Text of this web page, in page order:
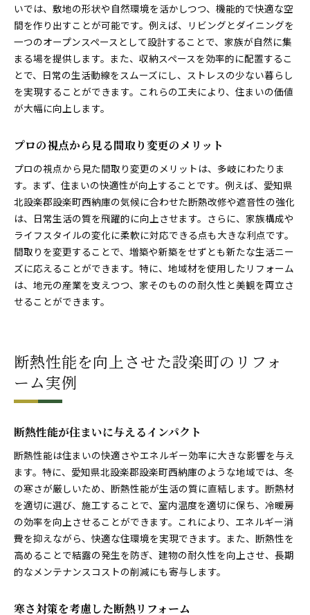
いでは、敷地の形状や自然環境を活かしつつ、機能的で快適な空
間を作り出すことが可能です。例えば、リビングとダイニングを
一つのオープンスペースとして設計することで、家族が自然に集
まる場を提供します。また、収納スペースを効率的に配置するこ
とで、日常の生活動線をスムーズにし、ストレスの少ない暮らし
を実現することができます。これらの工夫により、住まいの価値
が大幅に向上します。
プロの視点から見る間取り変更のメリット
プロの視点から見た間取り変更のメリットは、多岐にわたりま
す。まず、住まいの快適性が向上することです。例えば、愛知県
北設楽郡設楽町西納庫の気候に合わせた断熱改修や遮音性の強化
は、日常生活の質を飛躍的に向上させます。さらに、家族構成や
ライフスタイルの変化に柔軟に対応できる点も大きな利点です。
間取りを変更することで、増築や新築をせずとも新たな生活ニー
ズに応えることができます。特に、地域材を使用したリフォーム
は、地元の産業を支えつつ、家そのものの耐久性と美観を両立さ
せることができます。
断熱性能を向上させた設楽町のリフォ
ーム実例
断熱性能が住まいに与えるインパクト
断熱性能は住まいの快適さやエネルギー効率に大きな影響を与え
ます。特に、愛知県北設楽郡設楽町西納庫のような地域では、冬
の寒さが厳しいため、断熱性能が生活の質に直結します。断熱材
を適切に選び、施工することで、室内温度を適切に保ち、冷暖房
の効率を向上させることができます。これにより、エネルギー消
費を抑えながら、快適な住環境を実現できます。また、断熱性を
高めることで結露の発生を防ぎ、建物の耐久性を向上させ、長期
的なメンテナンスコストの削減にも寄与します。
寒さ対策を考慮した断熱リフォーム